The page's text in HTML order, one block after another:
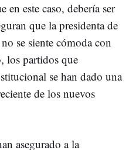
este caso, debería ser
que la presidenta de
se siente cómoda con
los partidos que
se han dado una
de los nuevos
asegurado a la